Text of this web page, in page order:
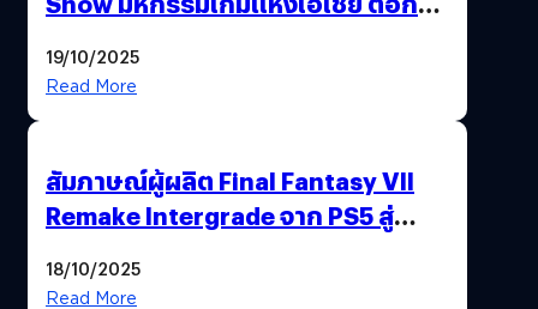
พาณิชย์ร่วมชูความสำเร็จ
19/10/2025
Read More
สัมภาษณ์ผู้ผลิต Final Fantasy VII
Remake Intergrade จาก PS5 สู่
18/10/2025
Read More